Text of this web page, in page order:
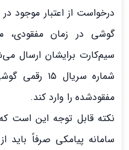
درخواست از اعتبار موجود
گوشی در زمان
سیم‌کارت برایشان ارسال
شماره
مفقودشده را وارد کند.
نکته قابل توجه این است
سامانه پیامکی صرفاً باید